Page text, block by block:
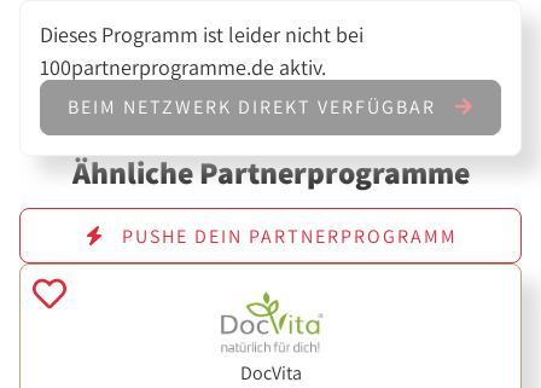
Dieses Programm ist leider nicht bei
100partnerprogramme.de aktiv.
BEIM NETZWERK DIREKT VERFÜGBAR
Ähnliche Partnerprogramme
PUSHE DEIN PARTNERPROGRAMM
DocVita